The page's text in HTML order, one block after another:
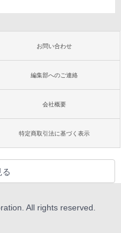
お問い合わせ
編集部へのご連絡
会社概要
特定商取引法に基づく表示
る
All rights reserved.